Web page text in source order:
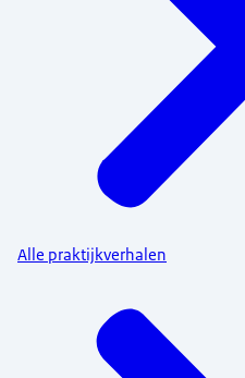
Alle praktijkverhalen